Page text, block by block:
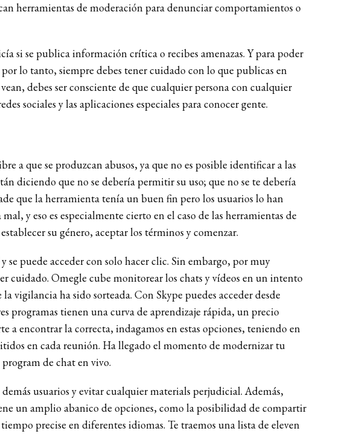
herramientas de moderación para denunciar comportamientos o
si se publica información crítica o recibes amenazas. Y para poder
lo tanto, siempre debes tener cuidado con lo que publicas en
debes ser consciente de que cualquier persona con cualquier
sociales y las aplicaciones especiales para conocer gente.
a que se produzcan abusos, ya que no es posible identificar a las
diciendo que no se debería permitir su uso; que no se te debería
que la herramienta tenía un buen fin pero los usuarios lo han
y eso es especialmente cierto en el caso de las herramientas de
su género, aceptar los términos y comenzar.
se puede acceder con solo hacer clic. Sin embargo, por muy
cuidado. Omegle cube monitorear los chats y vídeos en un intento
vigilancia ha sido sorteada. Con Skype puedes acceder desde
programas tienen una curva de aprendizaje rápida, un precio
a encontrar la correcta, indagamos en estas opciones, teniendo en
en cada reunión. Ha llegado el momento de modernizar tu
de chat en vivo.
usuarios y evitar cualquier materials perjudicial. Además,
un amplio abanico de opciones, como la posibilidad de compartir
precise en diferentes idiomas. Te traemos una lista de eleven